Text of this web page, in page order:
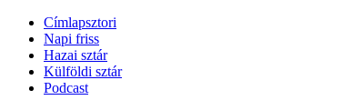
Címlapsztori
Napi friss
Hazai sztár
Külföldi sztár
Podcast